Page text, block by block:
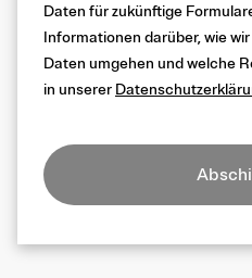
Daten für zukünftige
Informationen darüber, wie
Daten umgehen und welche
in unserer